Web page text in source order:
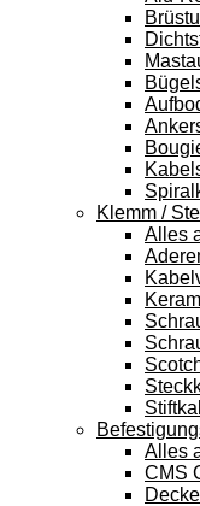
Klemm /
Alles
Alles
CMS